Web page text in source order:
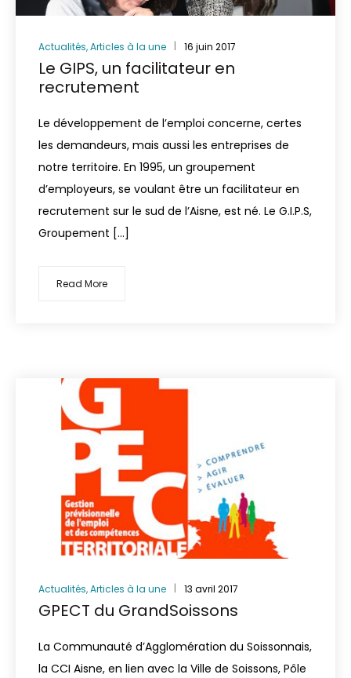
Actualités,Articles à la une 16 juin 2017
Le GIPS, un facilitateur en
recrutement
Le développement de l’emploi concerne, certes
les demandeurs, mais aussi les entreprises de
notre territoire. En 1995, un groupement
d’employeurs, se voulant être un facilitateur en
recrutement sur le sud de l’Aisne, est né. Le G.I.P.S,
Groupement […]
Read More
Actualités,Articles à la une 13 avril 2017
GPECT du GrandSoissons
La Communauté d’Agglomération du Soissonnais,
la CCI Aisne, en lien avec la Ville de Soissons, Pôle